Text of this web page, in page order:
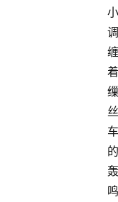
小
调
缠
着
缫
丝
车
的
轰
鸣